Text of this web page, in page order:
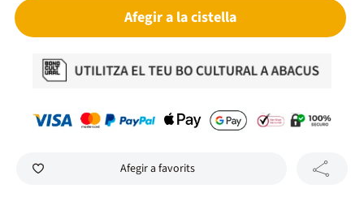
Afegir a la cistella
Afegir a favorits